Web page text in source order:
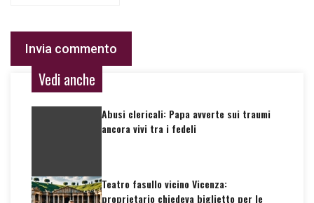
Vedi anche
Abusi clericali: Papa avverte sui traumi
ancora vivi tra i fedeli
Teatro fasullo vicino Vicenza:
proprietario chiedeva biglietto per le